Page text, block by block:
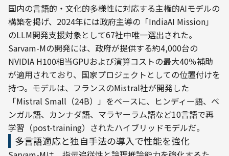
国内の言語的・文化的多様性に対応する主権的AIモデルの
構築を掲げ、2024年には政府主導の「IndiaAI Mission」
のLLM開発支援対象として67社中唯一選出された。
Sarvam-Mの開発には、政府が提供する約4,000台の
NVIDIA H100相当GPUおよび演算コストの最大40％補助
が適用されており、国家プロジェクトとしての位置付けを
持つ。モデルは、フランスのMistral社が開発した
「Mistral Small（24B）」をベースに、ヒンディー語、ベ
ンガル語、カンナダ語、マラヤーラム語など10言語で再
学習（post-training）されたハイブリッドモデルだ。
多言語適応と独自手法の導入で性能を強化